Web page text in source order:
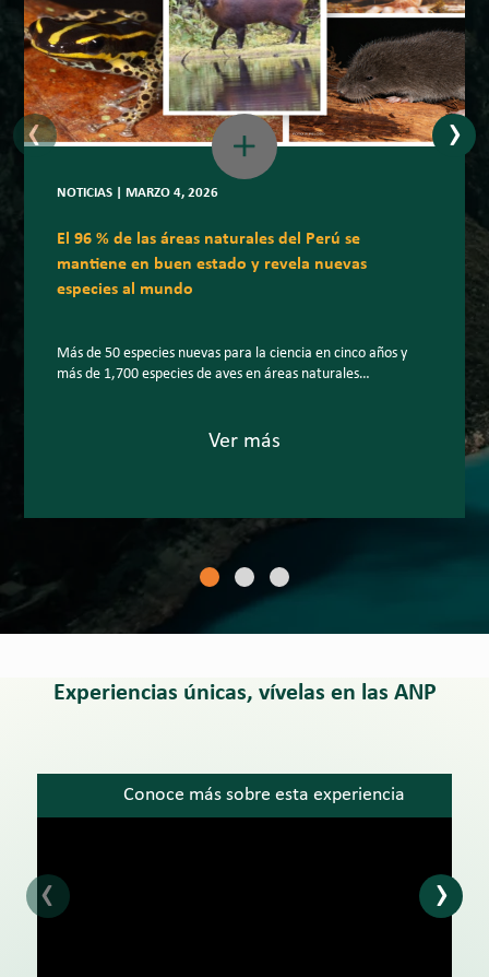
NOTICIAS | MARZO 4, 2026
El 96 % de las áreas naturales del Perú se
mantiene en buen estado y revela nuevas
especies al mundo
Más de 50 especies nuevas para la ciencia en cinco años y
más de 1,700 especies de aves en áreas naturales
creciente pérdida de biodiversidad, el Perú mantiene el 96 %
Ver más
‹ ›
Experiencias únicas, vívelas en las ANP
Conoce más sobre esta experiencia
‹ ›